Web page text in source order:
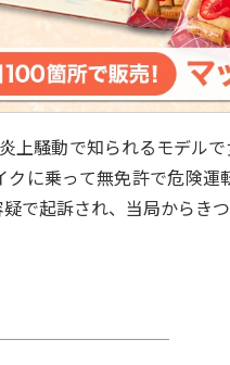
上騒動で知られるモデル
に乗って無免許で危険運
で起訴され、当局からき